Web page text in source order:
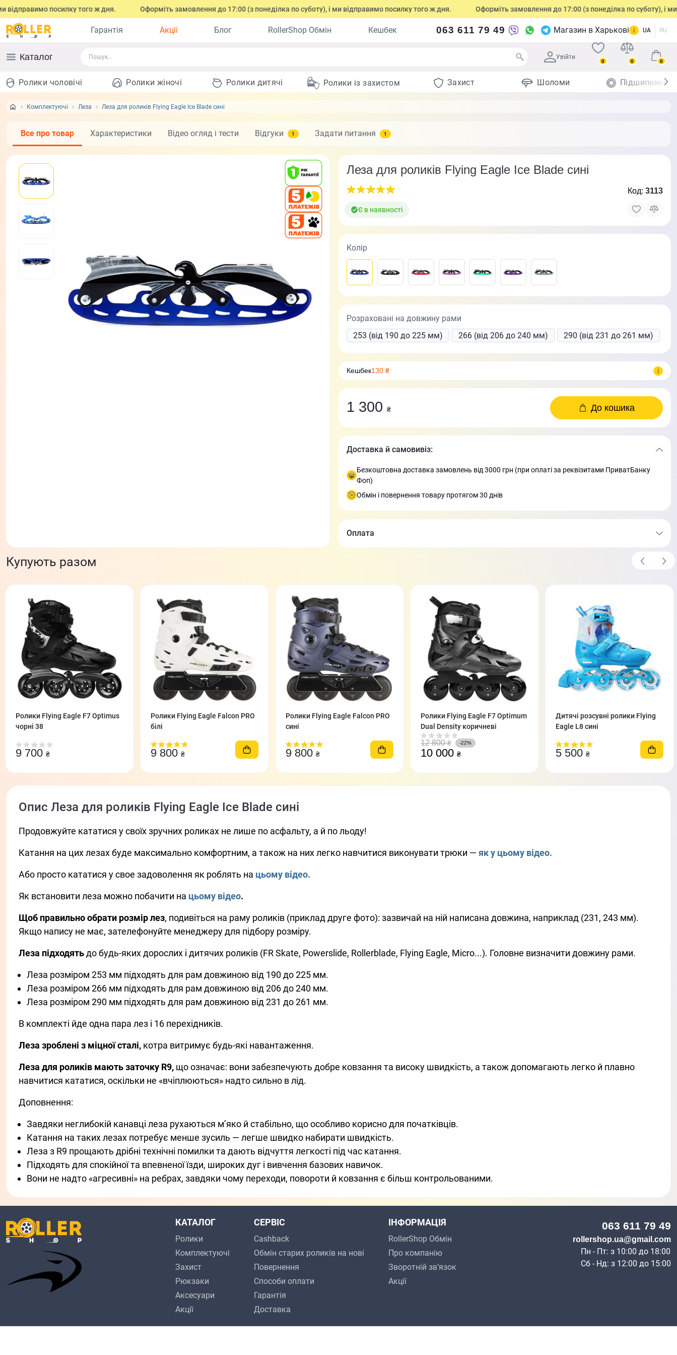
посилку того ж дня. Оформіть замовлення до 17:00 (з понеділка по суботу), і ми відправимо посилку того ж дня. Оформіть замовлення до 17:00 (з понеділка по суботу), і ми
Гарантія Акції Блог RollerShop Обмін Кешбек 063 611 79 49 Магазин в Харькові UA RU
Каталог Увійти
0 0 0
Ролики чоловічі Ролики жіночі Ролики дитячі Ролики із захистом Захист Шоломи Підшипники
Комплектуючі Леза Леза для роликів Flying Eagle Ice Blade cині
Все про товар Характеристики Відео огляд і тести Відгуки 1 Задати питання 1
Леза для роликів Flying Eagle Ice Blade cині
Є в наявності
Код: 3113
Колір
Розраховані на довжину рами
253 (від 190 до 225 мм)
266 (від 206 до 240 мм) 290 (від 231 до 261 мм)
Кешбек130 ₴
1 300 ₴ До кошика
Доставка й самовивіз:
Безкоштовна доставка замовлень від 3000 грн (при оплаті за реквізитами ПриватБанку
Фоп)
Обмін і повернення товару протягом 30 днів
Оплата
Купують разом
Ролики Flying Eagle F7 Optimus
чорні 38
9 700 ₴
Ролики Flying Eagle Falcon PRO
білі
9 800 ₴
Ролики Flying Eagle Falcon PRO
сині
9 800 ₴
Ролики Flying Eagle F7 Optimum
Dual Density коричневі
12 800₴ -22%
10 000 ₴
Дитячі розсувні ролики Flying
Eagle L8 сині
5 500 ₴
Опис Леза для роликів Flying Eagle Ice Blade cині
Продовжуйте кататися у своїх зручних роликах не лише по асфальту, а й по льоду!
Катання на цих лезах буде максимально комфортним, а також на них легко навчитися виконувати трюки — як у цьому відео.
Або просто кататися у свое задоволення як роблять на цьому відео.
Як встановити леза можно побачити на цьому відео.
Щоб правильно обрати розмір лез, подивіться на раму роликів (приклад друге фото): зазвичай на ній написана довжина, наприклад (231, 243 мм).
Якщо напису не має, зателефонуйте менеджеру для підбору розміру.
Леза підходятьдо будь-яких дорослих і дитячих роликів (FR Skate, Powerslide, Rollerblade, Flying Eagle, Micro...). Головне визначити довжину рами.
Леза розміром 253 мм підходять для рам довжиною від 190 до 225 мм.
Леза розміром 266 мм підходять для рам довжиною від 206 до 240 мм.
Леза розміром 290 мм підходять для рам довжиною від 231 до 261 мм.
В комплекті йде одна пара лез і 16 перехідників.
Леза зроблені з міцної сталі, котра витримує будь-які навантаження.
Леза для роликів мають заточку R9, що означає: вони забезпечують добре ковзання та високу швидкість, а також допомагають легко й плавно
навчитися кататися, оскільки не «вчіплюються» надто сильно в лід.
Доповнення:
Завдяки неглибокій канавці леза рухаються м’яко й стабільно, що особливо корисно для початківців.
Катання на таких лезах потребує менше зусиль — легше швидко набирати швидкість.
Леза з R9 прощають дрібні технічні помилки та дають відчуття легкості під час катання.
Підходять для спокійної та впевненої їзди, широких дуг і вивчення базових навичок.
Вони не надто «агресивні» на ребрах, завдяки чому переходи, повороти й ковзання є більш контрольованими.
КАТАЛОГ
Ролики
Комплектуючі
Захист
Рюкзаки
Аксесуари
Акції
СЕРВІС
Cashback
Обмін старих роликів на нові
Повернення
Способи оплати
Гарантія
Доcтавкa
ІНФОРМАЦІЯ
RollerShop Обмін
Про компанію
Зворотній зв’язок
Акції
063 611 79 49
rollershop.ua@gmail.com
Пн - Пт: з 10:00 до 18:00
Сб - Нд: з 12:00 до 15:00